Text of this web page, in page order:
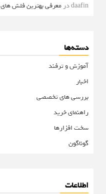
daafinدرمعرفی بهترین فلش های 64 گیگابایت با سرعت بالا
دسته‌ها
آموزش و ترفند
اخبار
بررسی های تخصصی
راهنمای خرید
سخت افزارها
گوناگون
اطلاعات